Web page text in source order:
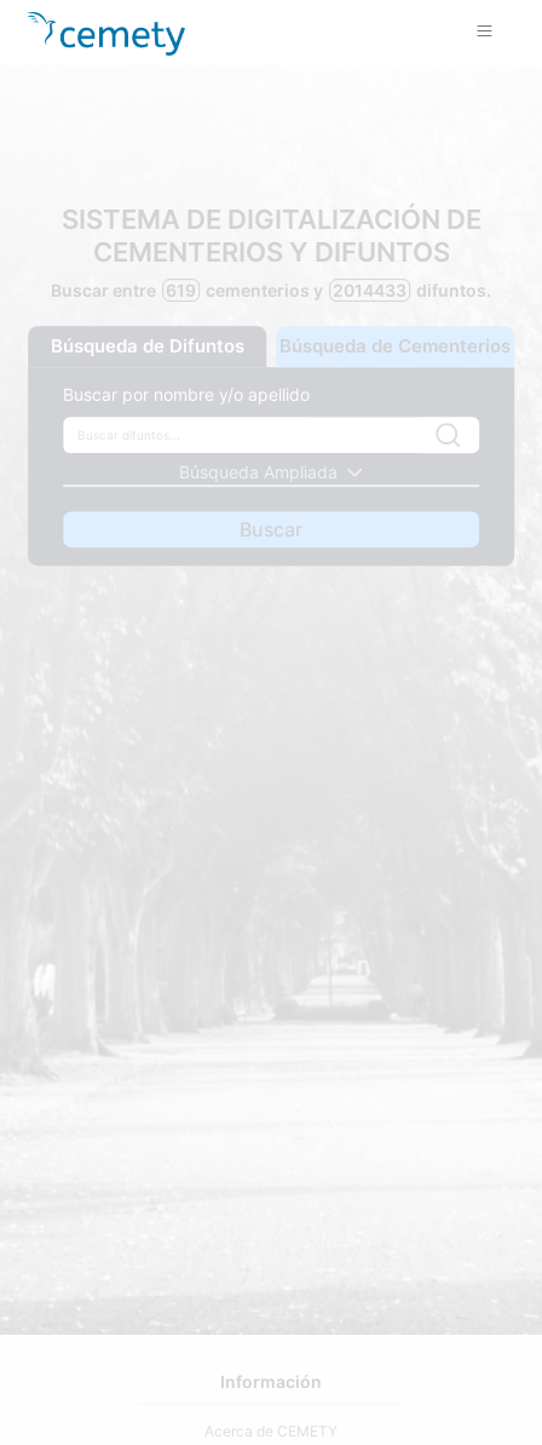
SISTEMA DE DIGITALIZACIÓN DE
CEMENTERIOS Y DIFUNTOS
Buscar entre 619 cementerios y 2014433 difuntos.
Búsqueda de Difuntos Búsqueda de Cementerios
Buscar por nombre y/o apellido
Búsqueda Ampliada
Buscar
Información
Acerca de CEMETY